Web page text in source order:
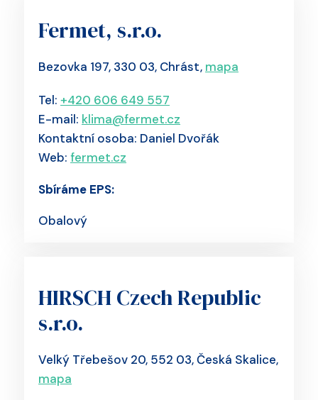
Fermet, s.r.o.
Bezovka 197, 330 03, Chrást, mapa
Tel: +420 606 649 557
E-mail: klima@fermet.cz
Kontaktní osoba: Daniel Dvořák
Web: fermet.cz
Sbíráme EPS:
Obalový
HIRSCH Czech Republic
s.r.o.
Velký Třebešov 20, 552 03, Česká Skalice,
mapa